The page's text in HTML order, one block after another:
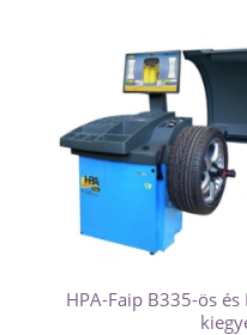
HPA-Faip B335-ös